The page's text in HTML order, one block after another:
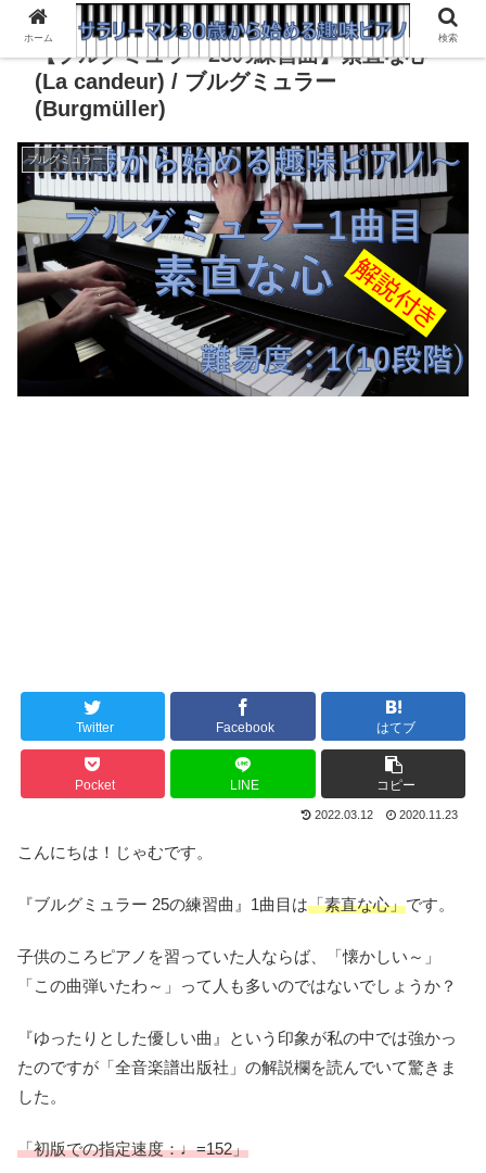
【ブルグミュラー25の練習曲】素直な心
(La candeur) / ブルグミュラー
(Burgmüller)
ブルグミュラー
Twitter Facebook はてブ
Pocket LINE コピー
2022.03.12 2020.11.23
こんにちは！じゃむです。
『ブルグミュラー 25の練習曲』1曲目は「素直な心」です。
子供のころピアノを習っていた人ならば、「懐かしい～」
「この曲弾いたわ～」って人も多いのではないでしょうか？
『ゆったりとした優しい曲』という印象が私の中では強かっ
たのですが「全音楽譜出版社」の解説欄を読んでいて驚きま
した。
「初版での指定速度：♩=152」
ホーム 検索